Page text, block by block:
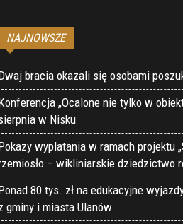
NAJNOWSZE
bracia okazali się osobami
„Ocalone nie tylko w
w Nisku
wyplatania w ramach projektu
– wikliniarskie dziedzictwo
80 tys. zł na edukacyjne
gminy i miasta Ulanów